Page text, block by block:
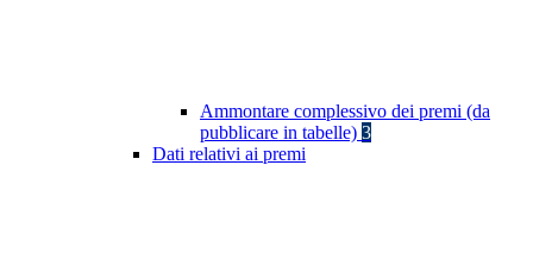
Ammontare complessivo dei premi (da
pubblicare in tabelle) 3
Dati relativi ai premi